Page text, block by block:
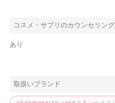
コスメ・サプリのカウンセリン
あり
取扱いブランド